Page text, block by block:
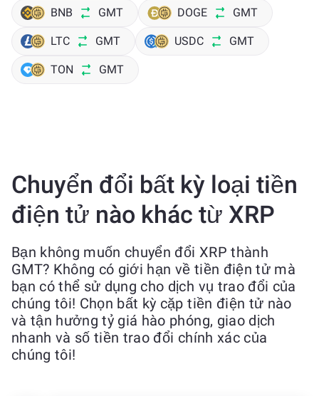
BNB GMT DOGE GMT
LTC GMT USDC GMT
TON GMT
Chuyển đổi bất kỳ loại tiền
điện tử nào khác từ XRP
Bạn không muốn chuyển đổi XRP thành
GMT? Không có giới hạn về tiền điện tử mà
bạn có thể sử dụng cho dịch vụ trao đổi của
chúng tôi! Chọn bất kỳ cặp tiền điện tử nào
và tận hưởng tỷ giá hào phóng, giao dịch
nhanh và số tiền trao đổi chính xác của
chúng tôi!